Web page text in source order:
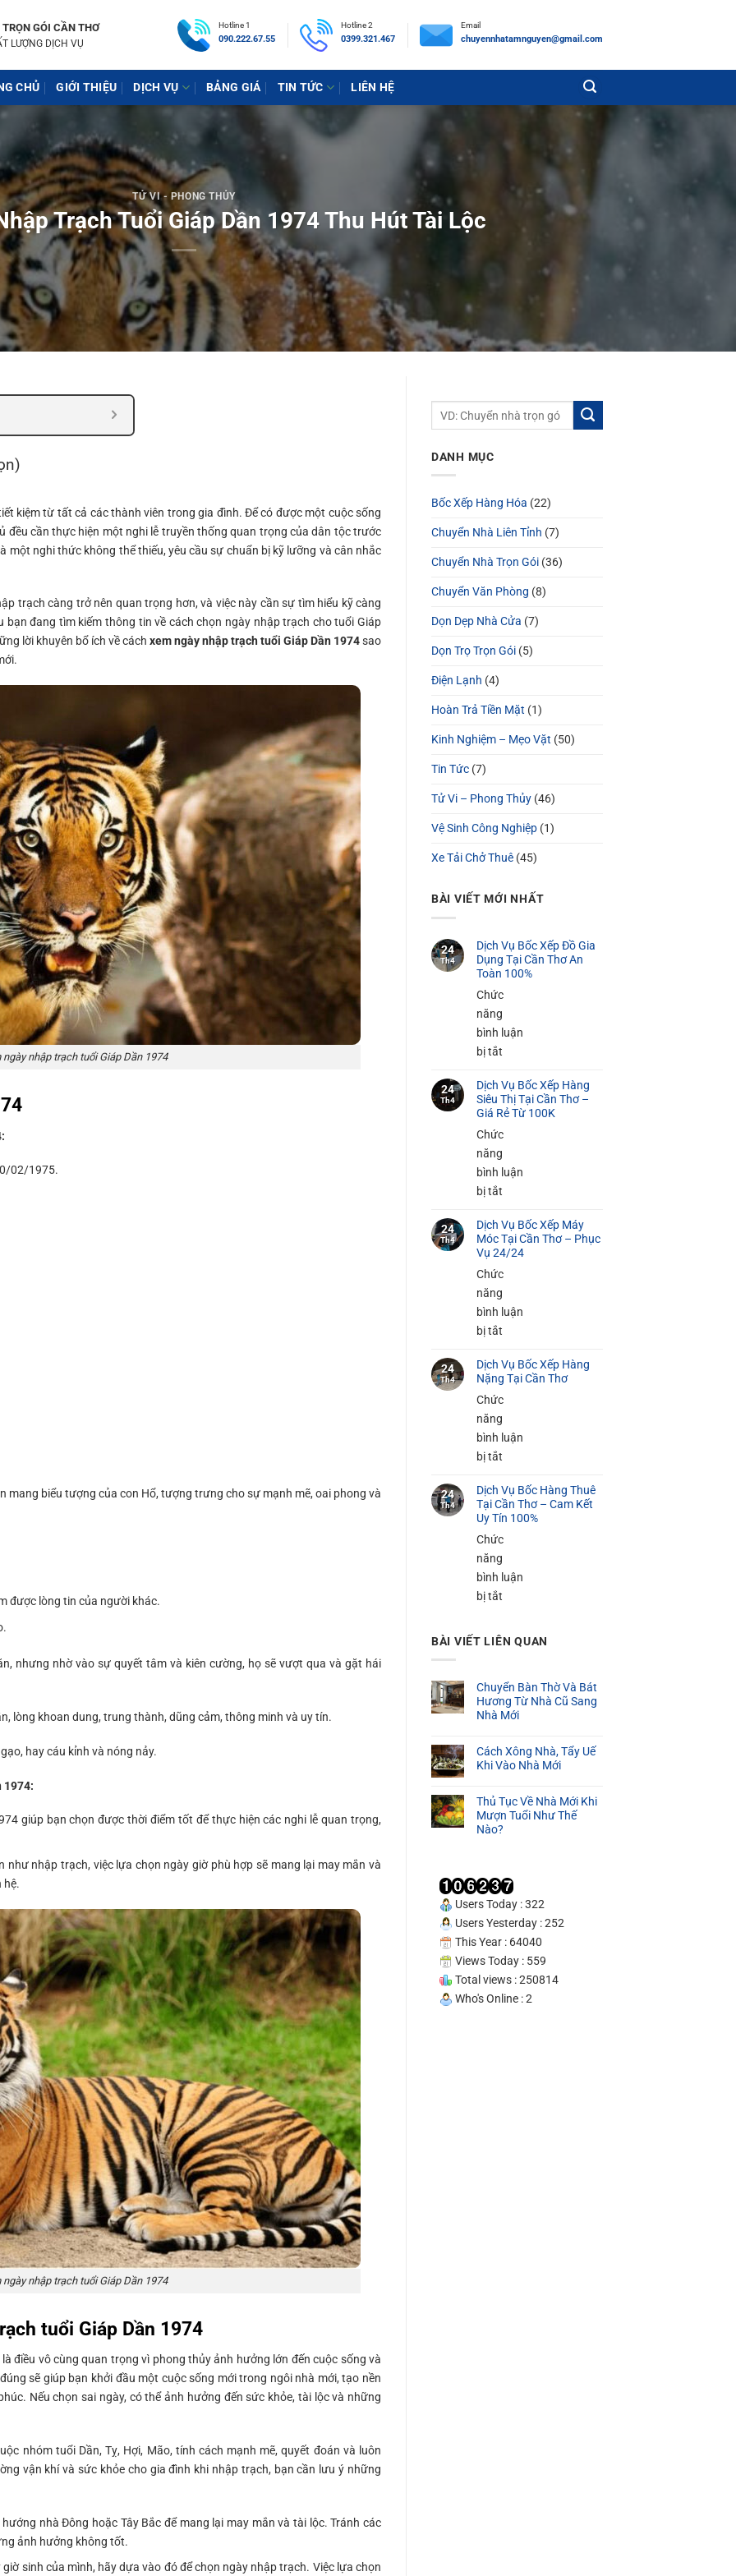
GÓI CẦN THƠ
LƯỢNG DỊCH VỤ
Hotline 1
090.222.67.55
Hotline 2
0399.321.467
Email
chuyennhatamnguyen@gmail.com
CHỦ GIỚI THIỆU DỊCH VỤ BẢNG GIÁ TIN TỨC LIÊN HỆ
TỬ VI - PHONG THỦY
Trạch Tuổi Giáp Dần 1974 Thu Hút Tài Lộc
kiệm từ tất cả các thành viên trong gia đình. Để có được một cuộc sống
đều cần thực hiện một nghi lễ truyền thống quan trọng của dân tộc trước
một nghi thức không thể thiếu, yêu cầu sự chuẩn bị kỹ lưỡng và cân nhắc
trạch càng trở nên quan trọng hơn, và việc này cần sự tìm hiểu kỹ càng
bạn đang tìm kiếm thông tin về cách chọn ngày nhập trạch cho tuổi Giáp
lời khuyên bổ ích về cách xem ngày nhập trạch tuổi Giáp Dần 1974sao
ngày nhập trạch tuổi Giáp Dần 1974
02/1975.
mang biểu tượng của con Hổ, tượng trưng cho sự mạnh mẽ, oai phong và
được lòng tin của người khác.
nhưng nhờ vào sự quyết tâm và kiên cường, họ sẽ vượt qua và gặt hái
lòng khoan dung, trung thành, dũng cảm, thông minh và uy tín.
hay cáu kỉnh và nóng nảy.
1974:
giúp bạn chọn được thời điểm tốt để thực hiện các nghi lễ quan trọng,
như nhập trạch, việc lựa chọn ngày giờ phù hợp sẽ mang lại may mắn và
hệ.
ngày nhập trạch tuổi Giáp Dần 1974
tuổi Giáp Dần 1974
điều vô cùng quan trọng vì phong thủy ảnh hưởng lớn đến cuộc sống và
sẽ giúp bạn khởi đầu một cuộc sống mới trong ngôi nhà mới, tạo nền
Nếu chọn sai ngày, có thể ảnh hưởng đến sức khỏe, tài lộc và những
nhóm tuổi Dần, Tỵ, Hợi, Mão, tính cách mạnh mẽ, quyết đoán và luôn
vận khí và sức khỏe cho gia đình khi nhập trạch, bạn cần lưu ý những
nhà Đông hoặc Tây Bắc để mang lại may mắn và tài lộc. Tránh các
ảnh hưởng không tốt.
sinh của mình, hãy dựa vào đó để chọn ngày nhập trạch. Việc lựa chọn
DANH MỤC
Bốc Xếp Hàng Hóa (22)
Chuyển Nhà Liên Tỉnh (7)
Chuyển Nhà Trọn Gói (36)
Chuyển Văn Phòng (8)
Dọn Dẹp Nhà Cửa (7)
Dọn Trọ Trọn Gói (5)
Điện Lạnh (4)
Hoàn Trả Tiền Mặt (1)
Kinh Nghiệm – Mẹo Vặt (50)
Tin Tức (7)
Tử Vi – Phong Thủy (46)
Vệ Sinh Công Nghiệp (1)
Xe Tải Chở Thuê (45)
BÀI VIẾT MỚI NHẤT
24
Th4
Dịch Vụ Bốc Xếp Đồ Gia
Dụng Tại Cần Thơ An
Toàn 100%
Chức
năng
bình luận
bị tắt
Vụ
Bốc
Gia
Dụng
Cần
Thơ
An
Toàn
24
Th4
Dịch Vụ Bốc Xếp Hàng
Siêu Thị Tại Cần Thơ –
Giá Rẻ Từ 100K
Chức
năng
bình luận
bị tắt
Vụ
Bốc
Siêu
Thị
Cần
Thơ
–
Rẻ
24
Th4
Dịch Vụ Bốc Xếp Máy
Móc Tại Cần Thơ – Phục
Vụ 24/24
Chức
năng
bình luận
bị tắt
Vụ
Bốc
Xếp
Móc
Thơ
–
Phục
24/24
24
Th4
Dịch Vụ Bốc Xếp Hàng
Nặng Tại Cần Thơ
Chức
năng
bình luận
bị tắt
Vụ
Bốc
Nặng
Tại
24
Th4
Dịch Vụ Bốc Hàng Thuê
Tại Cần Thơ – Cam Kết
Uy Tín 100%
Chức
năng
bình luận
bị tắt
Thuê
Tại
Thơ
–
Kết
Uy
BÀI VIẾT LIÊN QUAN
Chuyển Bàn Thờ Và Bát
Hương Từ Nhà Cũ Sang
Nhà Mới
Cách Xông Nhà, Tẩy Uế
Khi Vào Nhà Mới
Thủ Tục Về Nhà Mới Khi
Mượn Tuổi Như Thế
Nào?
Users Today : 322
Users Yesterday : 252
This Year : 64040
Views Today : 559
Total views : 250814
Who's Online : 2